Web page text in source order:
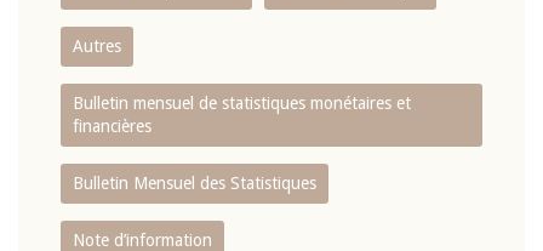
Autres
Bulletin mensuel de statistiques monétaires et
financières
Bulletin Mensuel des Statistiques
Note d’information